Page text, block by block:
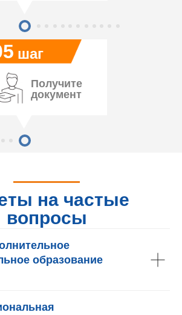
шаг
Получите
документ
на частые
вопросы
образование